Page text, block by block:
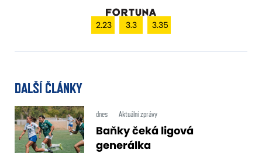
2.23 3.3 3.35
DALŠÍ ČLÁNKY
dnes Aktuální zprávy
Baňky čeká ligová
generálka